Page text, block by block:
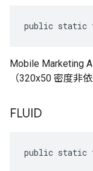
public static
Mobile Marketing
（320x50 密度非
FLUID
public static